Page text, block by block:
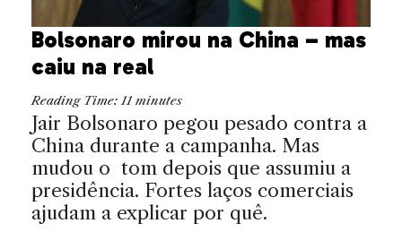
Bolsonaro mirou na China – mas
caiu na real
Reading Time:11 minutes
Jair Bolsonaro pegou pesado contra a
China durante a campanha. Mas
mudou o tom depois que assumiu a
presidência. Fortes laços comerciais
ajudam a explicar por quê.